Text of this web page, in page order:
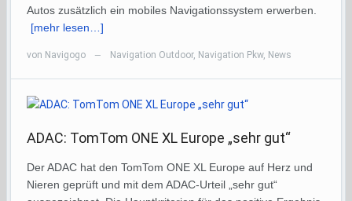
Autos zusätzlich ein mobiles Navigationssystem erwerben.
[mehr lesen…]
von Navigogo — Navigation Outdoor, Navigation Pkw, News
ADAC: TomTom ONE XL Europe „sehr gut“
Der ADAC hat den TomTom ONE XL Europe auf Herz und
Nieren geprüft und mit dem ADAC-Urteil „sehr gut“